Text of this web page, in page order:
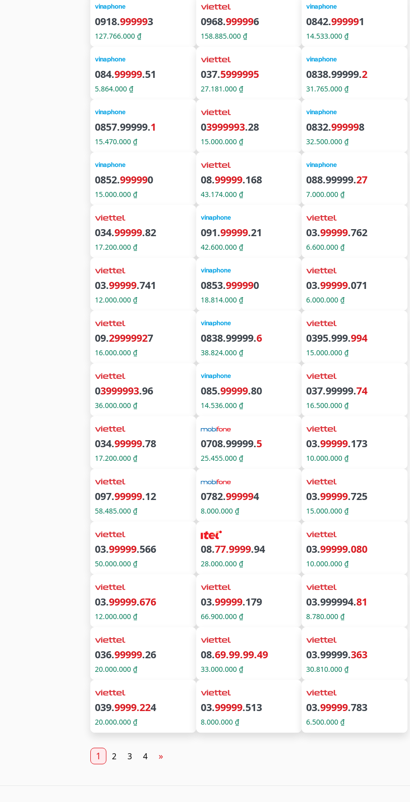
0918.999993
127.766.000 ₫
0968.999996
158.885.000 ₫
0842.999991
14.533.000 ₫
084.99999.51
5.864.000 ₫
037.5999995
27.181.000 ₫
0838.99999.2
31.765.000 ₫
0857.99999.1
15.470.000 ₫
03999993.28
15.000.000 ₫
0832.999998
32.500.000 ₫
0852.999990
15.000.000 ₫
08.99999.168
43.174.000 ₫
088.99999.27
7.000.000 ₫
034.99999.82
17.200.000 ₫
091.99999.21
42.600.000 ₫
03.99999.762
6.600.000 ₫
03.99999.741
12.000.000 ₫
0853.999990
18.814.000 ₫
03.99999.071
6.000.000 ₫
09.29999927
16.000.000 ₫
0838.99999.6
38.824.000 ₫
0395.999.994
15.000.000 ₫
03999993.96
36.000.000 ₫
085.99999.80
14.536.000 ₫
037.99999.74
16.500.000 ₫
034.99999.78
17.200.000 ₫
0708.99999.5
25.455.000 ₫
03.99999.173
10.000.000 ₫
097.99999.12
58.485.000 ₫
0782.999994
8.000.000 ₫
03.99999.725
15.000.000 ₫
03.99999.566
50.000.000 ₫
08.77.9999.94
28.000.000 ₫
03.99999.080
10.000.000 ₫
03.99999.676
12.000.000 ₫
03.99999.179
66.900.000 ₫
03.999994.81
8.780.000 ₫
036.99999.26
20.000.000 ₫
08.69.99.99.49
33.000.000 ₫
03.99999.363
30.810.000 ₫
039.9999.224
20.000.000 ₫
03.99999.513
8.000.000 ₫
03.99999.783
6.500.000 ₫
1 2 3 4 »